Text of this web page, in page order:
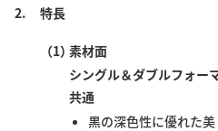
2. 特長
（1）素材面
シングル＆ダブルフォー
共通
黒の深色性に優れた